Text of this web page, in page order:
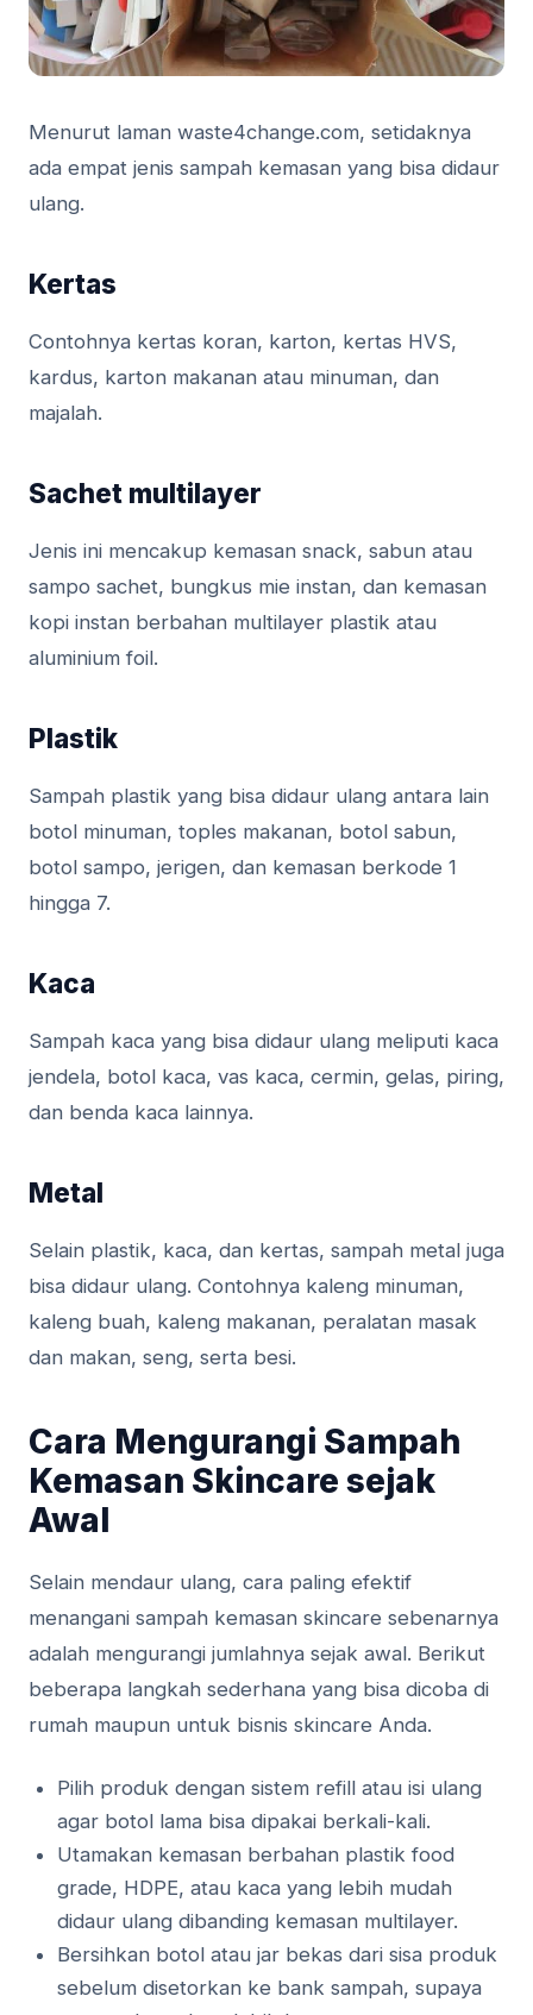
Menurut laman waste4change.com, setidaknya
ada empat jenis sampah kemasan yang bisa didaur
ulang.
Kertas
Contohnya kertas koran, karton, kertas HVS,
kardus, karton makanan atau minuman, dan
majalah.
Sachet multilayer
Jenis ini mencakup kemasan snack, sabun atau
sampo sachet, bungkus mie instan, dan kemasan
kopi instan berbahan multilayer plastik atau
aluminium foil.
Plastik
Sampah plastik yang bisa didaur ulang antara lain
botol minuman, toples makanan, botol sabun,
botol sampo, jerigen, dan kemasan berkode 1
hingga 7.
Kaca
Sampah kaca yang bisa didaur ulang meliputi kaca
jendela, botol kaca, vas kaca, cermin, gelas, piring,
dan benda kaca lainnya.
Metal
Selain plastik, kaca, dan kertas, sampah metal juga
bisa didaur ulang. Contohnya kaleng minuman,
kaleng buah, kaleng makanan, peralatan masak
dan makan, seng, serta besi.
Cara Mengurangi Sampah
Kemasan Skincare sejak
Awal
Selain mendaur ulang, cara paling efektif
menangani sampah kemasan skincare sebenarnya
adalah mengurangi jumlahnya sejak awal. Berikut
beberapa langkah sederhana yang bisa dicoba di
rumah maupun untuk bisnis skincare Anda.
Pilih produk dengan sistem refill atau isi ulang
agar botol lama bisa dipakai berkali-kali.
Utamakan kemasan berbahan plastik food
grade, HDPE, atau kaca yang lebih mudah
didaur ulang dibanding kemasan multilayer.
Bersihkan botol atau jar bekas dari sisa produk
sebelum disetorkan ke bank sampah, supaya